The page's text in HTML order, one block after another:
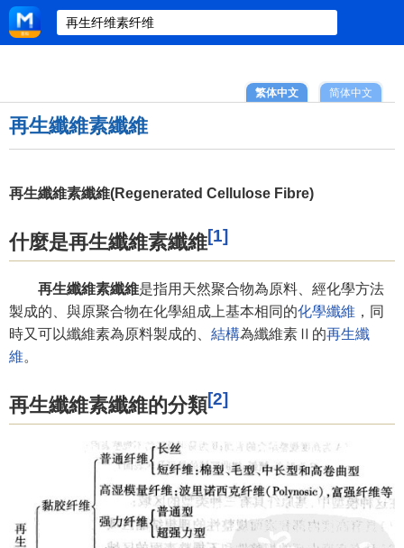
简体中文
繁体中文
再生纖維素纖維
再生纖維素纖維(Regenerated Cellulose Fibre)
什麼是再生纖維素纖維[1]
再生纖維素纖維是指用天然聚合物為原料、經化學方法
製成的、與原聚合物在化學組成上基本相同的化學纖維 ，同
時又可以纖維素為原料製成的、 結構為纖維素Ⅱ的再生纖
維。
再生纖維素纖維的分類[2]